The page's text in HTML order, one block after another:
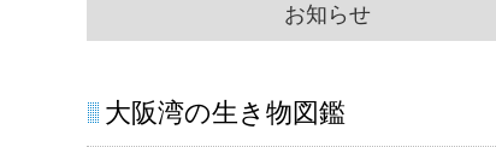
お知らせ
大阪湾の生き物図鑑